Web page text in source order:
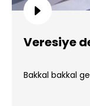
Veresiye
Bakkal bakkal